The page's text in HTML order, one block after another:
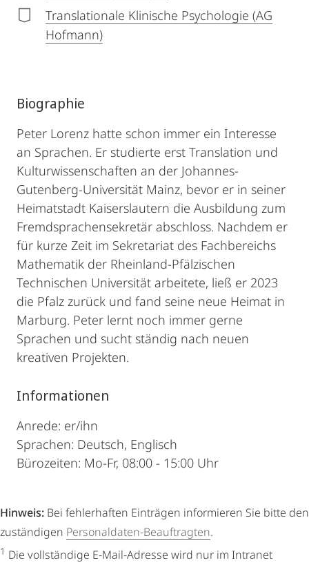
Translationale Klinische Psychologie (AG
Hofmann)
Biographie
Peter Lorenz hatte schon immer ein Interesse
an Sprachen. Er studierte erst Translation und
Kulturwissenschaften an der Johannes-
Gutenberg-Universität Mainz, bevor er in seiner
Heimatstadt Kaiserslautern die Ausbildung zum
Fremdsprachensekretär abschloss. Nachdem er
für kurze Zeit im Sekretariat des Fachbereichs
Mathematik der Rheinland-Pfälzischen
Technischen Universität arbeitete, ließ er 2023
die Pfalz zurück und fand seine neue Heimat in
Marburg. Peter lernt noch immer gerne
Sprachen und sucht ständig nach neuen
kreativen Projekten.
Informationen
Anrede: er/ihn
Sprachen: Deutsch, Englisch
Bürozeiten: Mo-Fr, 08:00 - 15:00 Uhr
Hinweis: Bei fehlerhaften Einträgen informieren Sie bitte den
zuständigen Personaldaten-Beauftragten.
1 Die vollständige E-Mail-Adresse wird nur im Intranet